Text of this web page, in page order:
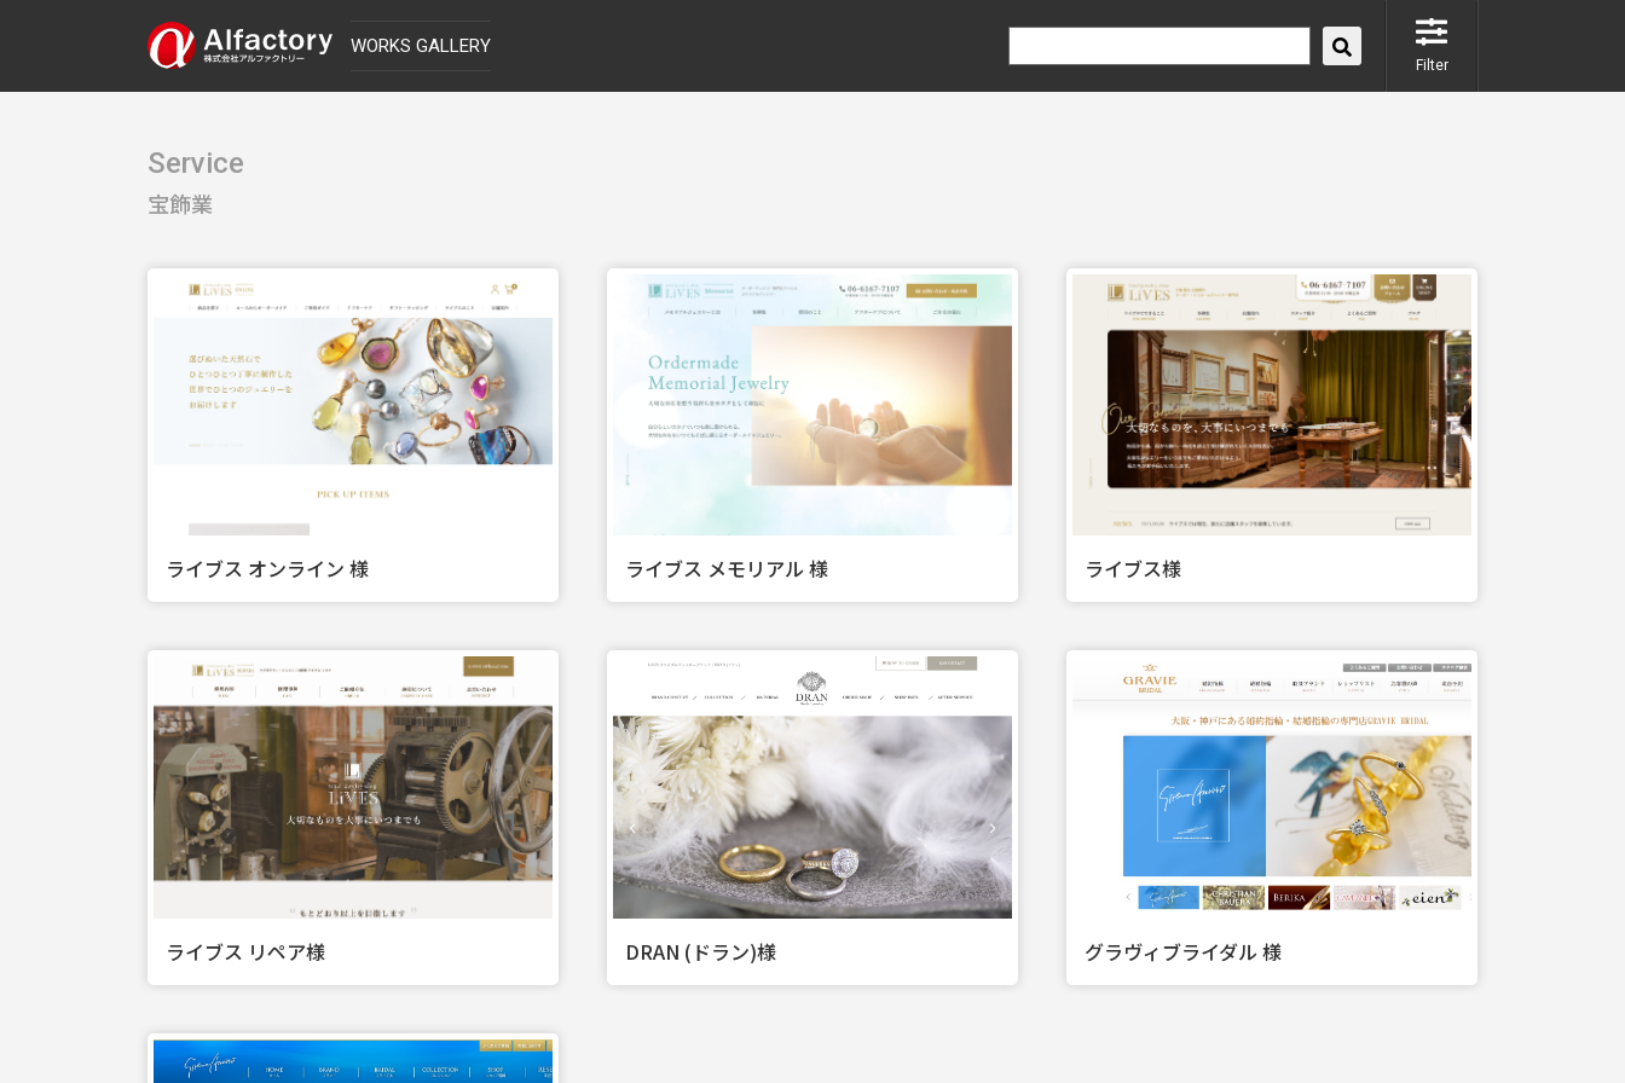
WORKS GALLERY
Filter
Service
宝飾業
ライブス オンライン 様 ライブス メモリアル 様 ライブス様
ライブス リペア様 DRAN (ドラン)様 グラヴィブライダル 様